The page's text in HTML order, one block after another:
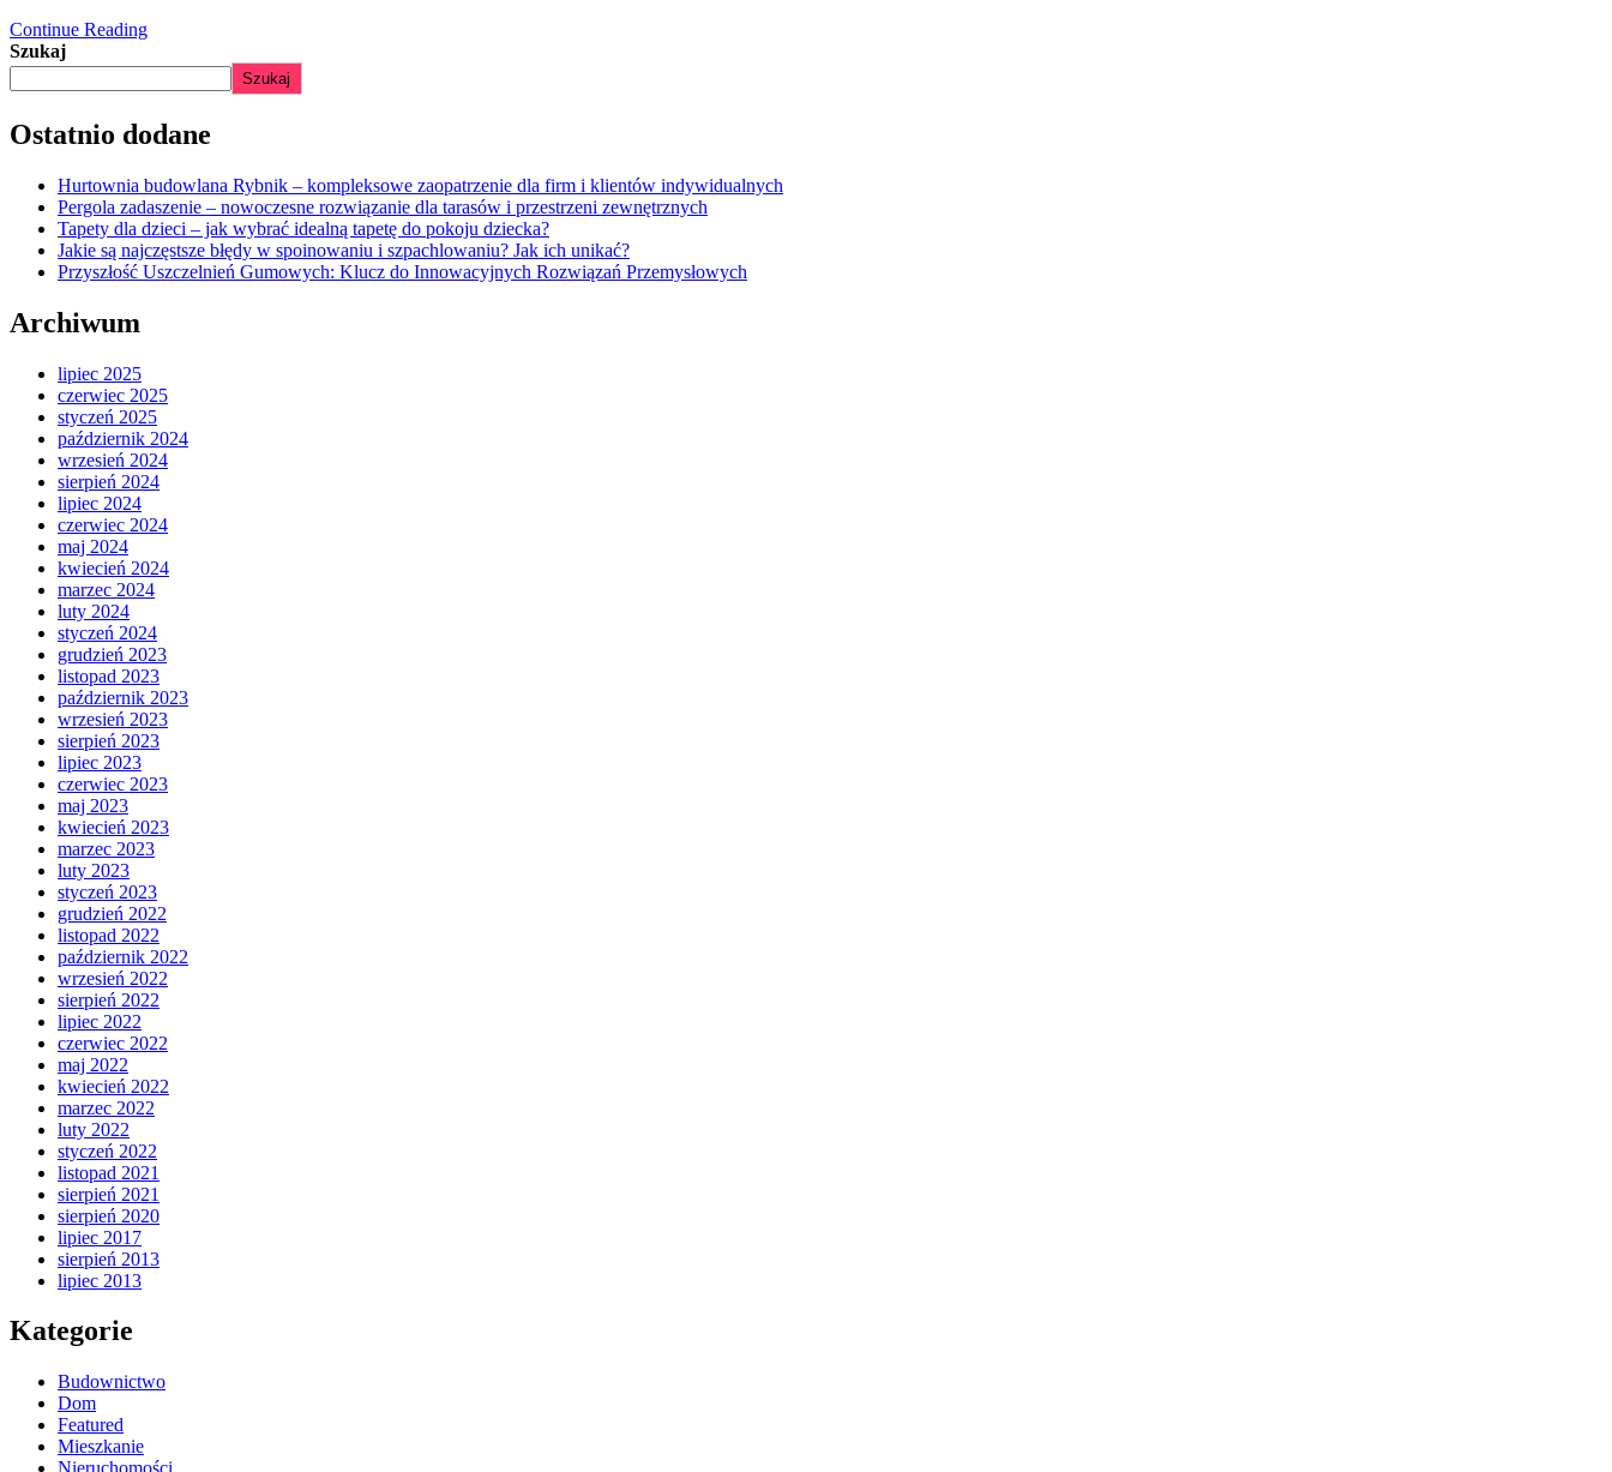
Continue Reading
Szukaj
Szukaj
Ostatnio dodane
Hurtownia budowlana Rybnik – kompleksowe zaopatrzenie dla firm i klientów indywidualnych
Pergola zadaszenie – nowoczesne rozwiązanie dla tarasów i przestrzeni zewnętrznych
Tapety dla dzieci – jak wybrać idealną tapetę do pokoju dziecka?
Jakie są najczęstsze błędy w spoinowaniu i szpachlowaniu? Jak ich unikać?
Przyszłość Uszczelnień Gumowych: Klucz do Innowacyjnych Rozwiązań Przemysłowych
Archiwum
lipiec 2025
czerwiec 2025
styczeń 2025
październik 2024
wrzesień 2024
sierpień 2024
lipiec 2024
czerwiec 2024
maj 2024
kwiecień 2024
marzec 2024
luty 2024
styczeń 2024
grudzień 2023
listopad 2023
październik 2023
wrzesień 2023
sierpień 2023
lipiec 2023
czerwiec 2023
maj 2023
kwiecień 2023
marzec 2023
luty 2023
styczeń 2023
grudzień 2022
listopad 2022
październik 2022
wrzesień 2022
sierpień 2022
lipiec 2022
czerwiec 2022
maj 2022
kwiecień 2022
marzec 2022
luty 2022
styczeń 2022
listopad 2021
sierpień 2021
sierpień 2020
lipiec 2017
sierpień 2013
lipiec 2013
Kategorie
Budownictwo
Dom
Featured
Mieszkanie